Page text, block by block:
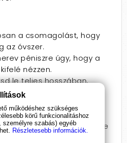
a csomagolást, hogy
az óvszer.
péniszre úgy, hogy a
nézzen.
le teljes hosszában,
ne maradjon levegő a
csomagold be egy
dobd a szemetesbe – ne
működéshez szükséges
körű funkcionalitáshoz
szabás) egyéb
Részletesebb információk.